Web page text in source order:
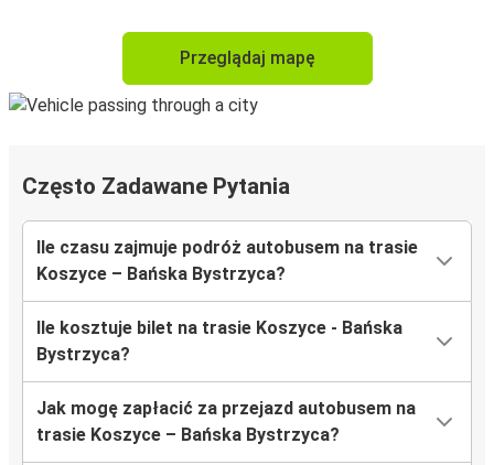
Przeglądaj mapę
Często Zadawane Pytania
Ile czasu zajmuje podróż autobusem na trasie
Koszyce – Bańska Bystrzycа?
Ile kosztuje bilet na trasie Koszyce - Bańska
Bystrzycа?
Jak mogę zapłacić za przejazd autobusem na
trasie Koszyce – Bańska Bystrzycа?